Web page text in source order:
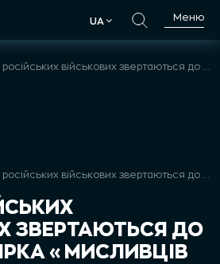
UA
Меню
ЗВЕРТАЮТЬСЯ ДО
«МИСЛИВЦІВ